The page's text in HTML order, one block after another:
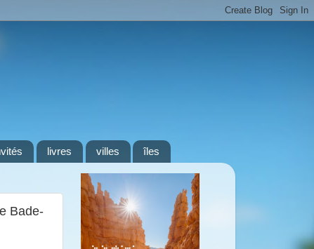
livres villes îles
Bade-